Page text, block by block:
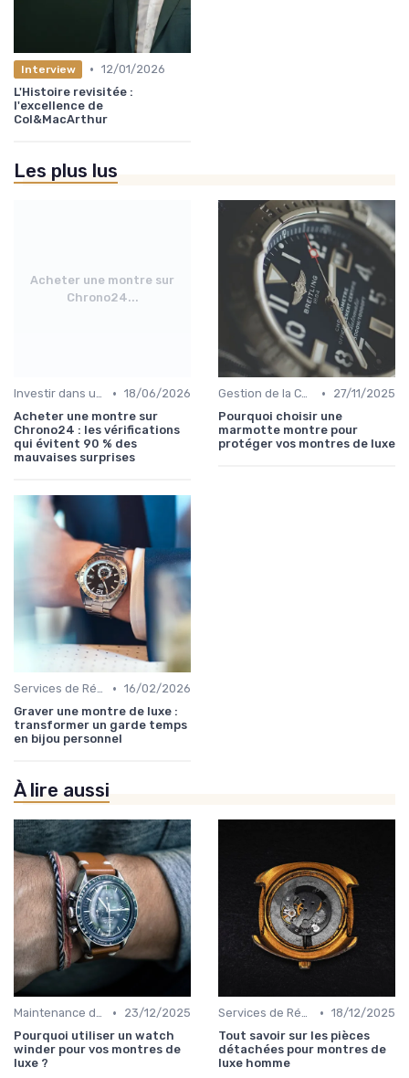
Interview • 12/01/2026
L'Histoire revisitée :
l'excellence de
Col&MacArthur
Les plus lus
Acheter une montre sur
Chrono24...
Investir dans une Montre de Luxe • 18/06/2026
Acheter une montre sur
Chrono24 : les vérifications
qui évitent 90 % des
mauvaises surprises
Gestion de la Collection de Montres •
27/11/2025
Pourquoi choisir une
marmotte montre pour
protéger vos montres de luxe
Services de Réparation • 16/02/2026
Graver une montre de luxe :
transformer un garde temps
en bijou personnel
À lire aussi
Maintenance des Montres de Luxe •
23/12/2025
Pourquoi utiliser un watch
winder pour vos montres de
luxe ?
Services de Réparation • 18/12/2025
Tout savoir sur les pièces
détachées pour montres de
luxe homme